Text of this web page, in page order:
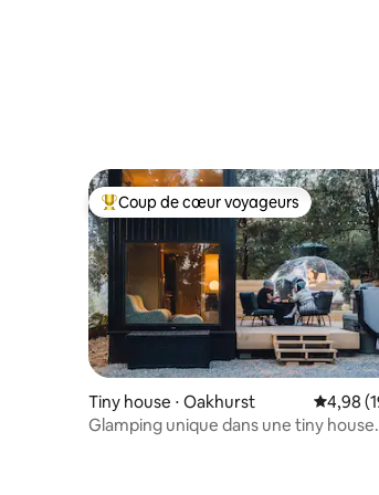
Coups de cœur voyageurs les plus
Coup de cœur voyageurs
Tiny house ⋅ Oakhurst
4,98
Glamping unique dans une tiny house